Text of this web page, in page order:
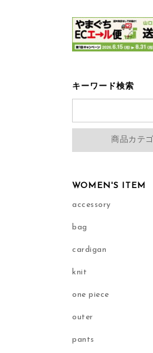
キーワード検索
商品カテ
WOMEN'S ITEM
accessory
bag
cardigan
knit
one piece
outer
pants